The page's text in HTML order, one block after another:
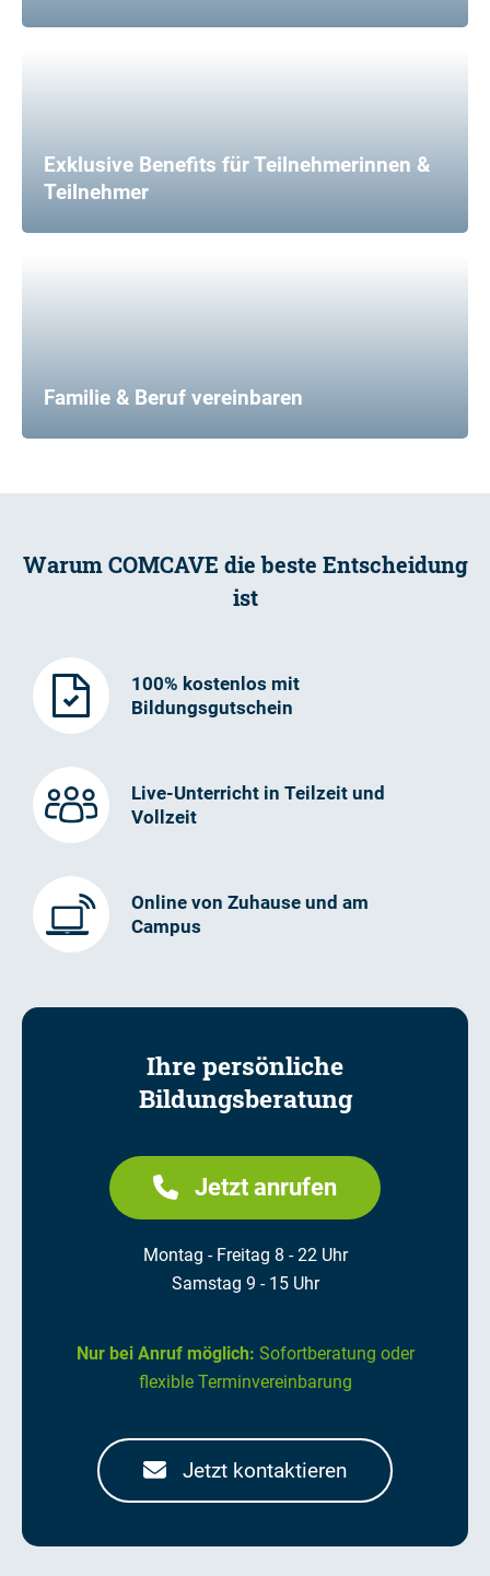
Exklusive Benefits für Teilnehmerinnen &
Teilnehmer
Familie & Beruf vereinbaren
Warum COMCAVE die beste Entscheidung
ist
100% kostenlos mit
Bildungsgutschein
Live-Unterricht in Teilzeit und
Vollzeit
Online von Zuhause und am
Campus
Ihre persönliche
Bildungsberatung
Jetzt anrufen
Montag - Freitag 8 - 22 Uhr
Samstag 9 - 15 Uhr
Nur bei Anruf möglich: Sofortberatung oder
flexible Terminvereinbarung
Jetzt kontaktieren